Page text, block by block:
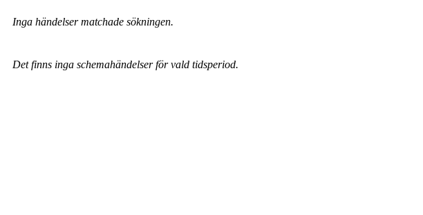
Inga händelser matchade sökningen.
Det finns inga schemahändelser för vald tidsperiod.